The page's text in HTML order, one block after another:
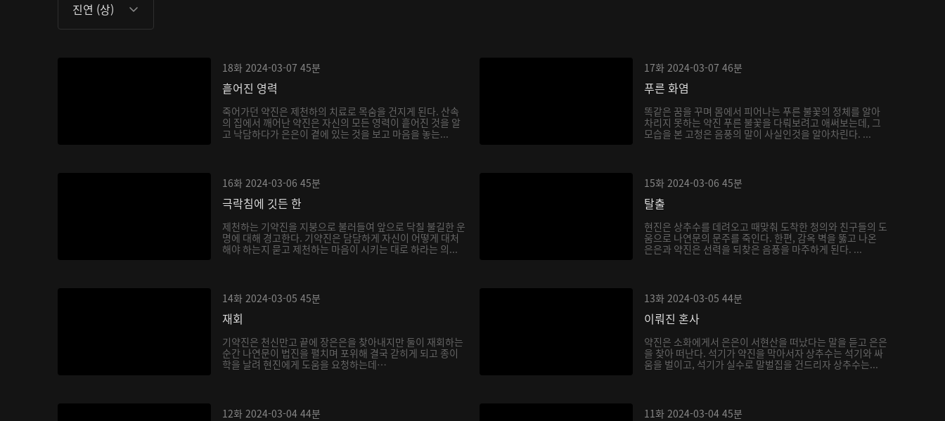
진연 (상)
18화 2024-03-07 45분
흩어진 영력
죽어가던 약진은 제천하의 치료로 목숨을 건지게 된다. 산속
의 집에서 깨어난 약진은 자신의 모든 영력이 흩어진 것을 알
고 낙담하다가 은은이 곁에 있는 것을 보고 마음을 놓는...
17화 2024-03-07 46분
푸른 화염
똑같은 꿈을 꾸며 몸에서 피어나는 푸른 불꽃의 정체를 알아
차리지 못하는 약진 푸른 불꽃을 다뤄보려고 애써보는데, 그
모습을 본 고청은 음풍의 말이 사실인것을 알아차린다. ...
16화 2024-03-06 45분
극락침에 깃든 한
제천하는 기약진을 지붕으로 불러들여 앞으로 닥칠 불길한 운
명에 대해 경고한다. 기약진은 담담하게 자신이 어떻게 대처
해야 하는지 묻고 제천하는 마음이 시키는 대로 하라는 의...
15화 2024-03-06 45분
탈출
현진은 상추수를 데려오고 때맞춰 도착한 청의와 친구들의 도
움으로 나연문의 문주를 죽인다. 한편, 감옥 벽을 뚫고 나온
은은과 약진은 선력을 되찾은 음풍을 마주하게 된다. ...
14화 2024-03-05 45분
재회
기약진은 천신만고 끝에 장은은을 찾아내지만 둘이 재회하는
순간 나연문이 법진을 펼치며 포위해 결국 갇히게 되고 종이
학을 날려 현진에게 도움을 요청하는데…
13화 2024-03-05 44분
이뤄진 혼사
약진은 소화에게서 은은이 서현산을 떠났다는 말을 듣고 은은
을 찾아 떠난다. 석기가 약진을 막아서자 상추수는 석기와 싸
움을 벌이고, 석기가 실수로 말벌집을 건드리자 상추수는...
12화 2024-03-04 44분 11화 2024-03-04 45분